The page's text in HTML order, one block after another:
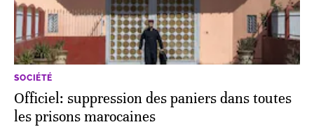
SOCIÉTÉ
Officiel: suppression des paniers dans toutes
les prisons marocaines